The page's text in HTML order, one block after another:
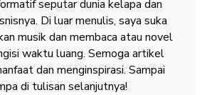
seputar dunia kelapa dan
Di luar menulis, saya suka
musik dan membaca atau novel
waktu luang. Semoga artikel
dan menginspirasi. Sampai
di tulisan selanjutnya!